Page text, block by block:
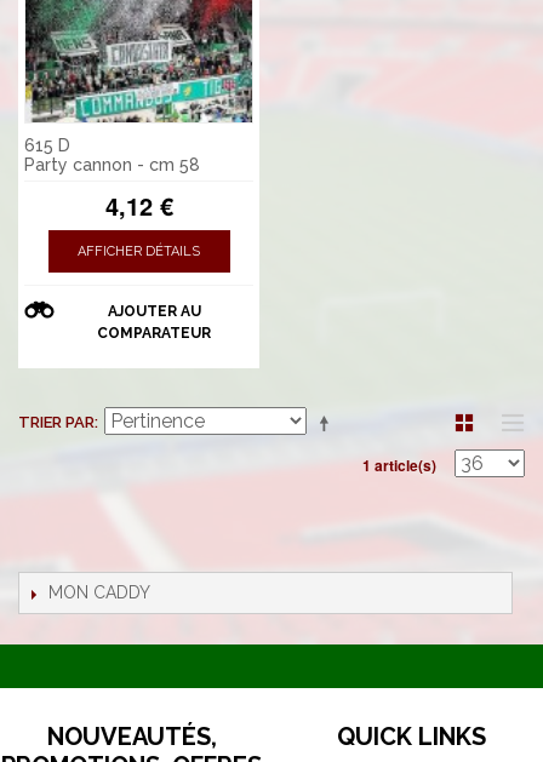
615 D
Party cannon - cm 58
4,12 €
AFFICHER DÉTAILS
AJOUTER AU
COMPARATEUR
TRIER PAR
1 article(s)
MON CADDY
NOUVEAUTÉS,
QUICK LINKS